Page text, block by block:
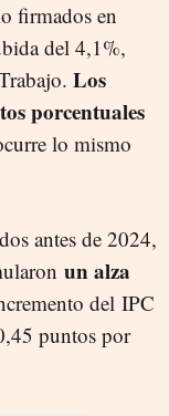
firmados en
del 4,1%,
Los
porcentuales
lo mismo
antes de 2024,
un alza
del IPC
puntos por